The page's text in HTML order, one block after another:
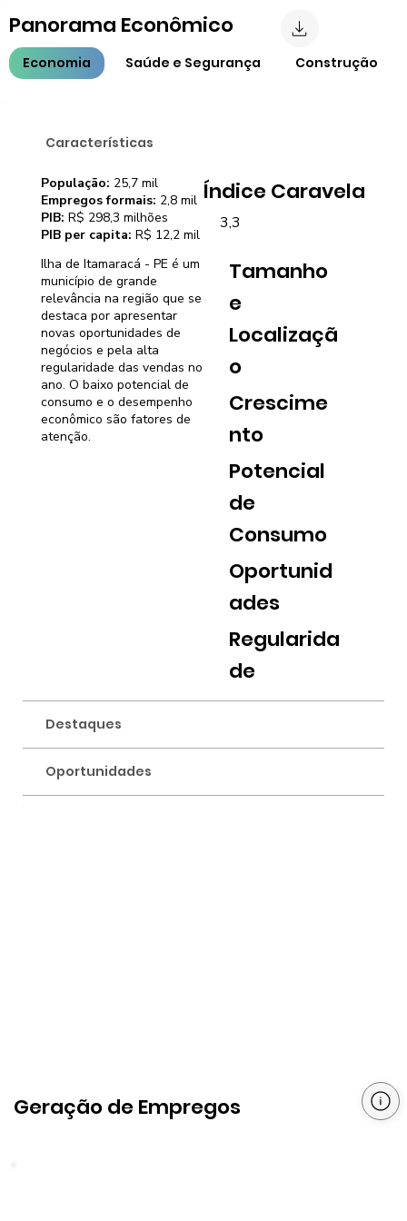
Características
Ilha de Itamaracá - PE é um
município de grande
relevância na região que se
destaca por apresentar
novas oportunidades de
negócios e pela alta
regularidade das vendas no
ano. O baixo potencial de
consumo e o desempenho
econômico são fatores de
atenção.
Índice Caravela
3,3
Tamanho
e
Localizaçã
o
Crescime
nto
Potencial
de
Consumo
Oportunid
ades
Regularida
de
População: 25,7 mil
Empregos formais: 2,8 mil
PIB: R$ 298,3 milhões
PIB per capita: R$ 12,2 mil
Destaques
Oportunidades
Geração de Empregos
Economia Saúde e Segurança Construção
Panorama Econômico